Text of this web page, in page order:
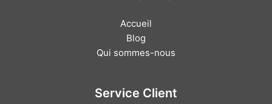
Accueil
Blog
Qui sommes-nous
Service Client